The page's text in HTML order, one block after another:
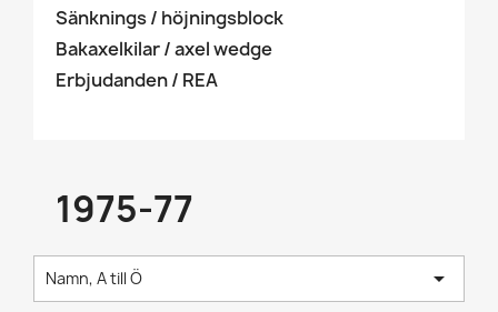
Sänknings / höjningsblock
Bakaxelkilar / axel wedge
Erbjudanden / REA
1975-77
Namn, A till Ö 